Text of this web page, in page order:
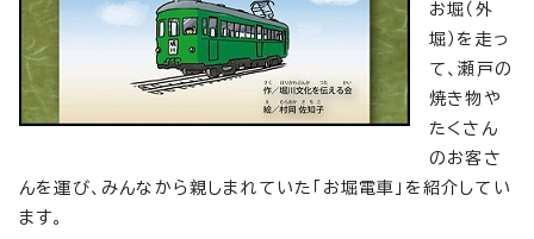
お堀（外
堀）を走っ
て、瀬戸の
焼き物や
たくさん
のお客さ
んを運び、みんなから親しまれていた「お堀電車」を紹介してい
ます。